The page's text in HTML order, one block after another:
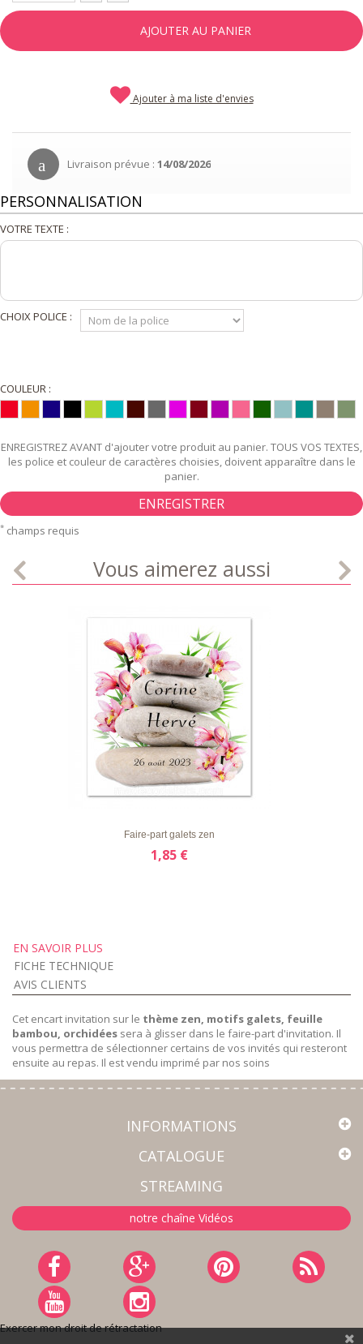
AJOUTER AU PANIER
Ajouter à ma liste d'envies
Livraison prévue : 14/08/2026
PERSONNALISATION
VOTRE TEXTE :
CHOIX POLICE :
COULEUR :
ENREGISTREZ AVANT d'ajouter votre produit au panier. TOUS VOS TEXTES,
les police et couleur de caractères choisies, doivent apparaître dans le
panier.
ENREGISTRER
* champs requis
Vous aimerez aussi
APERÇU RAPIDE
Faire-part galets zen
1,85 €
EN SAVOIR PLUS
FICHE TECHNIQUE
AVIS CLIENTS
Cet encart invitation sur le thème zen, motifs galets, feuille
bambou, orchidées sera à glisser dans le faire-part d'invitation. Il
vous permettra de sélectionner certains de vos invités qui resteront
ensuite au repas. Il est vendu imprimé par nos soins
INFORMATIONS
CATALOGUE
STREAMING
notre chaîne Vidéos
Exercer mon droit de rétractation